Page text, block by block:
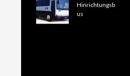
Hinrichtungsb
us